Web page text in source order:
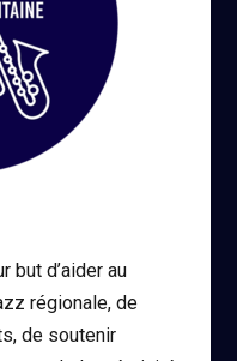
but d’aider au
régionale, de
de soutenir